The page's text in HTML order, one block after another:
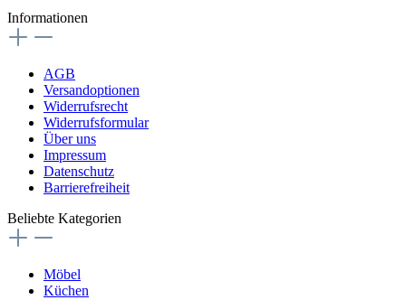
Informationen
AGB
Versandoptionen
Widerrufsrecht
Widerrufsformular
Über uns
Impressum
Datenschutz
Barrierefreiheit
Beliebte Kategorien
Möbel
Küchen